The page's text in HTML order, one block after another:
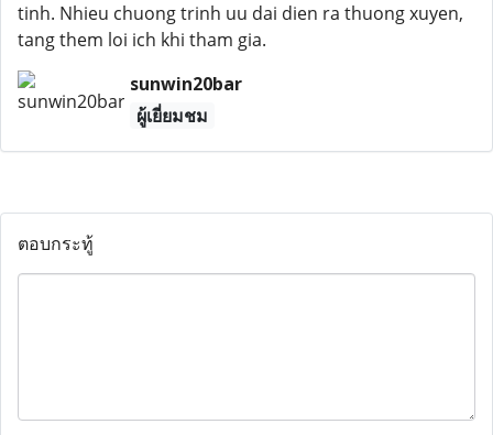
tinh. Nhieu chuong trinh uu dai dien ra thuong xuyen,
tang them loi ich khi tham gia.
sunwin20bar
ผู้เยี่ยมชม
ตอบกระทู้